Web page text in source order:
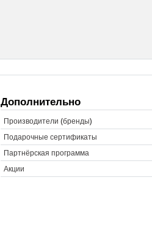
Дополнительно
Производители (бренды)
Подарочные сертификаты
Партнёрская программа
Акции